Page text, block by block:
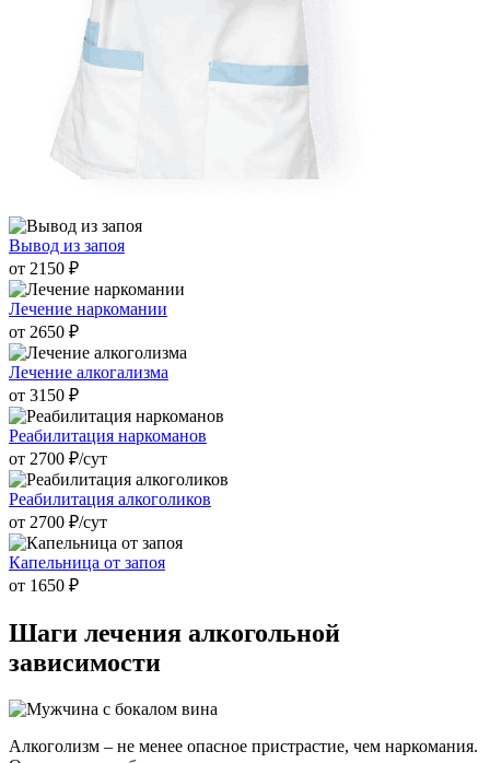
Вывод из запоя
от 2150 ₽
Лечение наркомании
от 2650 ₽
Лечение алкогализма
от 3150 ₽
Реабилитация наркоманов
от 2700 ₽/cут
Реабилитация алкоголиков
от 2700 ₽/cут
Капельница от запоя
от 1650 ₽
Шаги лечения алкогольной
зависимости
Алкоголизм – не менее опасное пристрастие, чем наркомания.